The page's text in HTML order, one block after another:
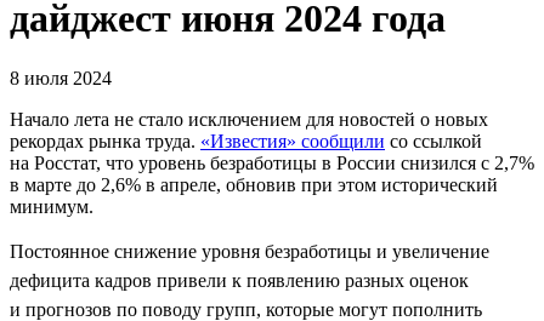
дайджест июня 2024 года
8 июля 2024
Начало лета не стало исключением для новостей о новых
рекордах рынка труда. «Известия» сообщили со ссылкой
на Росстат, что уровень безработицы в России снизился с 2,7%
в марте до 2,6% в апреле, обновив при этом исторический
минимум.
Постоянное снижение уровня безработицы и увеличение
дефицита кадров привели к появлению разных оценок
и прогнозов по поводу групп, которые могут пополнить